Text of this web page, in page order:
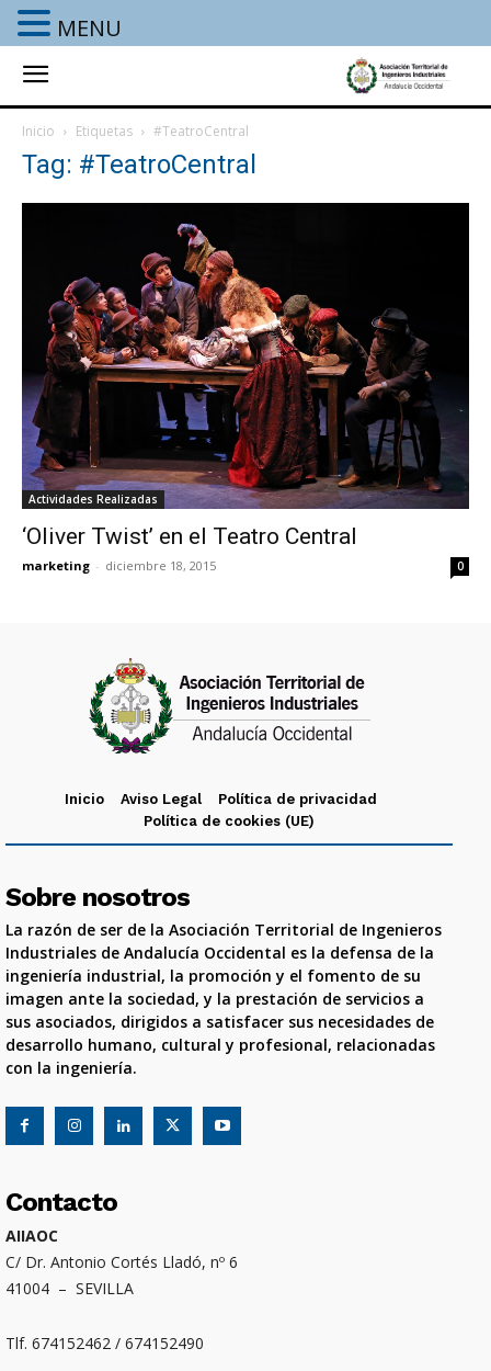
Inicio Etiquetas #TeatroCentral
Tag: #TeatroCentral
Actividades Realizadas
‘Oliver Twist’ en el Teatro Central
marketing - diciembre 18, 2015 0
Inicio Aviso Legal
Política de privacidad
Política de cookies (UE)
Sobre nosotros
La razón de ser de la Asociación Territorial de Ingenieros
Industriales de Andalucía Occidental es la defensa de la
ingeniería industrial, la promoción y el fomento de su
imagen ante la sociedad, y la prestación de servicios a
sus asociados, dirigidos a satisfacer sus necesidades de
desarrollo humano, cultural y profesional, relacionadas
con la ingeniería.
Contacto
AIIAOC
C/ Dr. Antonio Cortés Lladó, nº 6
41004 – SEVILLA
Tlf. 674152462 / 674152490
MENU